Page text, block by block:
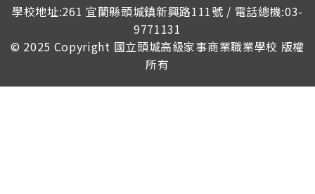
學校地址:261 宜蘭縣頭城鎮新興路111號 / 電話總機:03-
9771131
© 2025 Copyright 國立頭城高級家事商業職業學校 版權
所有